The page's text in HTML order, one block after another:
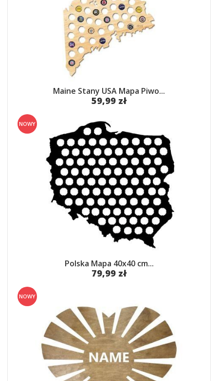
Maine Stany USA Mapa Piwo...
59,99 zł
Polska Mapa 40x40 cm...
79,99 zł
NOWY
NOWY